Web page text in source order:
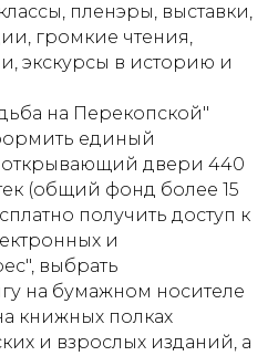
пленэры, выставки,
громкие чтения,
экскурсы в историю и
на Перекопской"
единый
открывающий двери 440
(общий фонд более 15
получить доступ к
и
выбрать
на бумажном носителе
книжных полках
и взрослых изданий, а